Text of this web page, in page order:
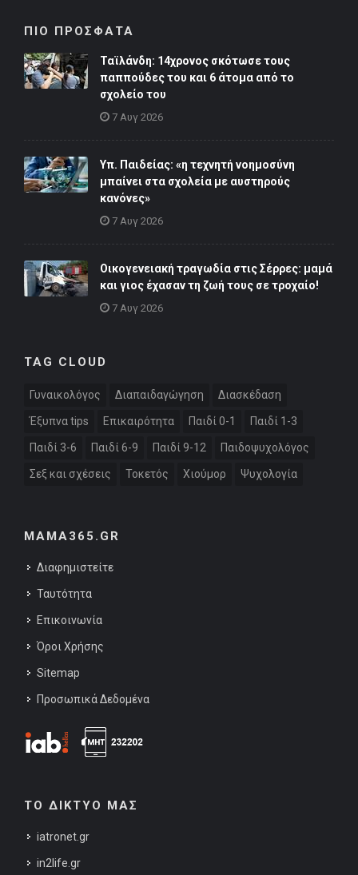
ΠΙΟ ΠΡΟΣΦΑΤΑ
Ταϊλάνδη: 14χρονος σκότωσε τους
παππούδες του και 6 άτομα από το
σχολείο του
7 Αυγ 2026
Υπ. Παιδείας: «η τεχνητή νοημοσύνη
μπαίνει στα σχολεία με αυστηρούς
κανόνες»
7 Αυγ 2026
Οικογενειακή τραγωδία στις Σέρρες: μαμά
και γιος έχασαν τη ζωή τους σε τροχαίο!
7 Αυγ 2026
TAG CLOUD
Γυναικολόγος Διαπαιδαγώγηση Διασκέδαση
Έξυπνα tips Επικαιρότητα Παιδί 0-1 Παιδί 1-3
Παιδί 3-6 Παιδί 6-9 Παιδί 9-12 Παιδοψυχολόγος
Σεξ και σχέσεις Τοκετός Χιούμορ Ψυχολογία
MAMA365.GR
Διαφημιστείτε
Ταυτότητα
Επικοινωνία
Όροι Χρήσης
Sitemap
Προσωπικά Δεδομένα
ΤΟ ΔΙΚΤΥΟ ΜΑΣ
iatronet.gr
in2life.gr